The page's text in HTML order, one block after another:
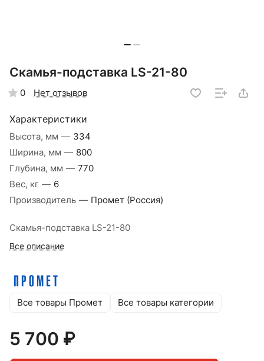
Скамья-подставка LS-21-80
0 Нет отзывов
Характеристики
Высота, мм — 334
Ширина, мм — 800
Глубина, мм — 770
Вес, кг — 6
Производитель — Промет (Россия)
Скамья-подставка LS-21-80
Все описание
Все товары Промет Все товары категории
5 700 ₽